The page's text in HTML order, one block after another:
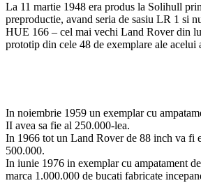
La 11 martie 1948 era produs la Solihull
preproductie, avand seria de sasiu LR 1 si
HUE 166 – cel mai vechi Land Rover din
prototip din cele 48 de exemplare ale acelui
In noiembrie 1959 un exemplar cu
II avea sa fie al 250.000-lea.
In 1966 tot un Land Rover de 88 inch va fi
500.000.
In iunie 1976 in exemplar cu ampatament
marca 1.000.000 de bucati fabricate